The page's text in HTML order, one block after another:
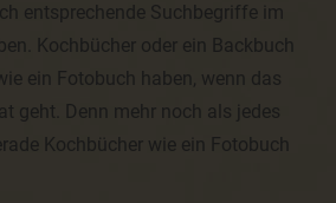
entsprechende Suchbegriffe im
Kochbücher oder ein Backbuch
ein Fotobuch haben, wenn das
geht. Denn mehr noch als jedes
Kochbücher wie ein Fotobuch
WordPress-User automatisch auch bei
Details zu Gravatar:
und Sperrung von
Daten
Verantwortliche verarbeitet und
Daten der betroffenen Person
zur Erreichung des